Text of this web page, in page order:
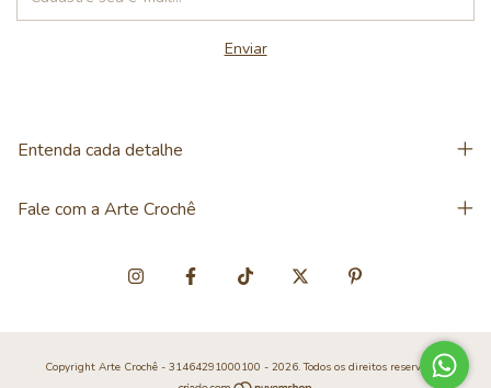
Entenda cada detalhe
Fale com a Arte Crochê
Copyright Arte Crochê - 31464291000100 - 2026. Todos os direitos reservados.